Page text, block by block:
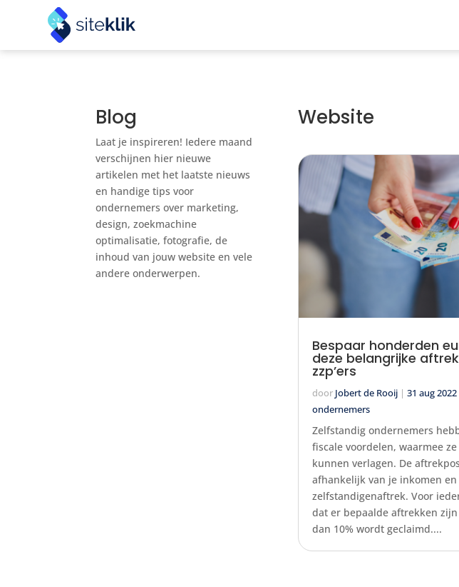
Blog
Laat je inspireren! Iedere maand
verschijnen hier nieuwe
artikelen met het laatste nieuws
en handige tips voor
ondernemers over marketing,
design, zoekmachine
optimalisatie, fotografie, de
inhoud van jouw website en vele
andere onderwerpen.
Website
Bespaar honderden
deze belangrijke
zzp’ers
door Jobert de Rooij| 31 aug 2022
ondernemers
Zelfstandig ondernemers
fiscale voordelen, waarmee
kunnen verlagen. De
afhankelijk van je inkomen en
zelfstandigenaftrek. Voor
dat er bepaalde aftrekken
dan 10% wordt geclaimd....